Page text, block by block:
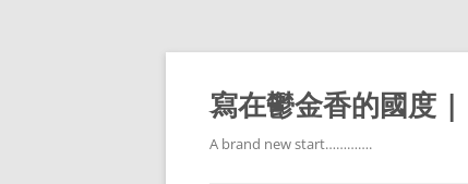
寫在鬱金香的國度
A brand new start………….